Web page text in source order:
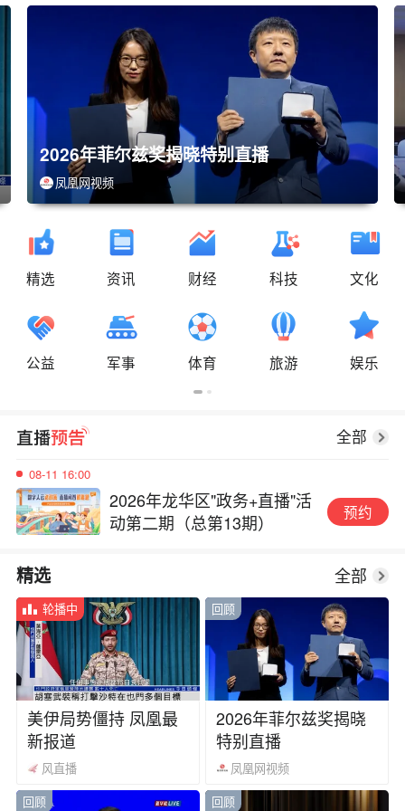
年菲尔兹奖揭晓特别直播
凤凰网视频
重庆
新华社
精选 资讯 财经 科技 文化
公益 军事 体育 旅游 娱乐
全部
08-11 16:00
2026年龙华区"政务+直播"活
动第二期（总第13期）
预约
08-11 16:00
动第二期（总第13期）
预约
精选 全部
轮播中
美伊局势僵持 凤凰最
新报道
风直播
回顾
2026年菲尔兹奖揭晓
特别直播
凤凰网视频
回顾
回顾